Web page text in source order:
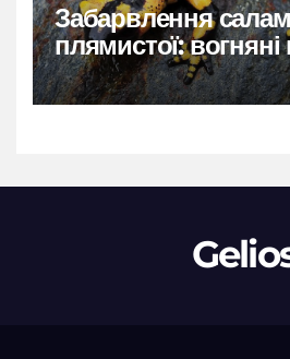
Забарвлення
плямистої:
чорному тлі